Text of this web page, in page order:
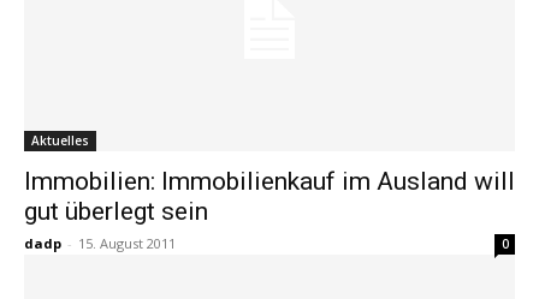
Aktuelles
Immobilien: Immobilienkauf im Ausland will
gut überlegt sein
dadp - 15. August 2011 0